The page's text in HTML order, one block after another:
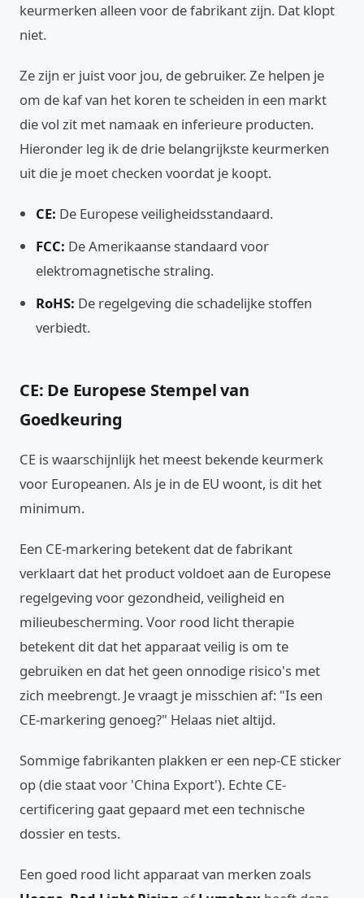
keurmerken alleen voor de fabrikant zijn. Dat klopt
niet.
Ze zijn er juist voor jou, de gebruiker. Ze helpen je
om de kaf van het koren te scheiden in een markt
die vol zit met namaak en inferieure producten.
Hieronder leg ik de drie belangrijkste keurmerken
uit die je moet checken voordat je koopt.
CE: De Europese veiligheidsstandaard.
FCC: De Amerikaanse standaard voor
elektromagnetische straling.
RoHS: De regelgeving die schadelijke stoffen
verbiedt.
CE: De Europese Stempel van
Goedkeuring
CE is waarschijnlijk het meest bekende keurmerk
voor Europeanen. Als je in de EU woont, is dit het
minimum.
Een CE-markering betekent dat de fabrikant
verklaart dat het product voldoet aan de Europese
regelgeving voor gezondheid, veiligheid en
milieubescherming. Voor rood licht therapie
betekent dit dat het apparaat veilig is om te
gebruiken en dat het geen onnodige risico's met
zich meebrengt. Je vraagt je misschien af: "Is een
CE-markering genoeg?" Helaas niet altijd.
Sommige fabrikanten plakken er een nep-CE sticker
op (die staat voor 'China Export'). Echte CE-
certificering gaat gepaard met een technische
dossier en tests.
Een goed rood licht apparaat van merken zoals